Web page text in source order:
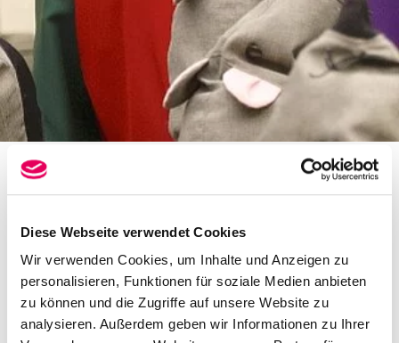
Diese Webseite verwendet Cookies
Wir verwenden Cookies, um Inhalte und Anzeigen zu
personalisieren, Funktionen für soziale Medien anbieten
zu können und die Zugriffe auf unsere Website zu
analysieren. Außerdem geben wir Informationen zu Ihrer
Tourismus
Rattenfänger-Begrüßung virtuell
Via Videokonferenz kommt der Rattenfänger live zu
Ihnen. Ob Omas Geburtstag, eine Überraschung für